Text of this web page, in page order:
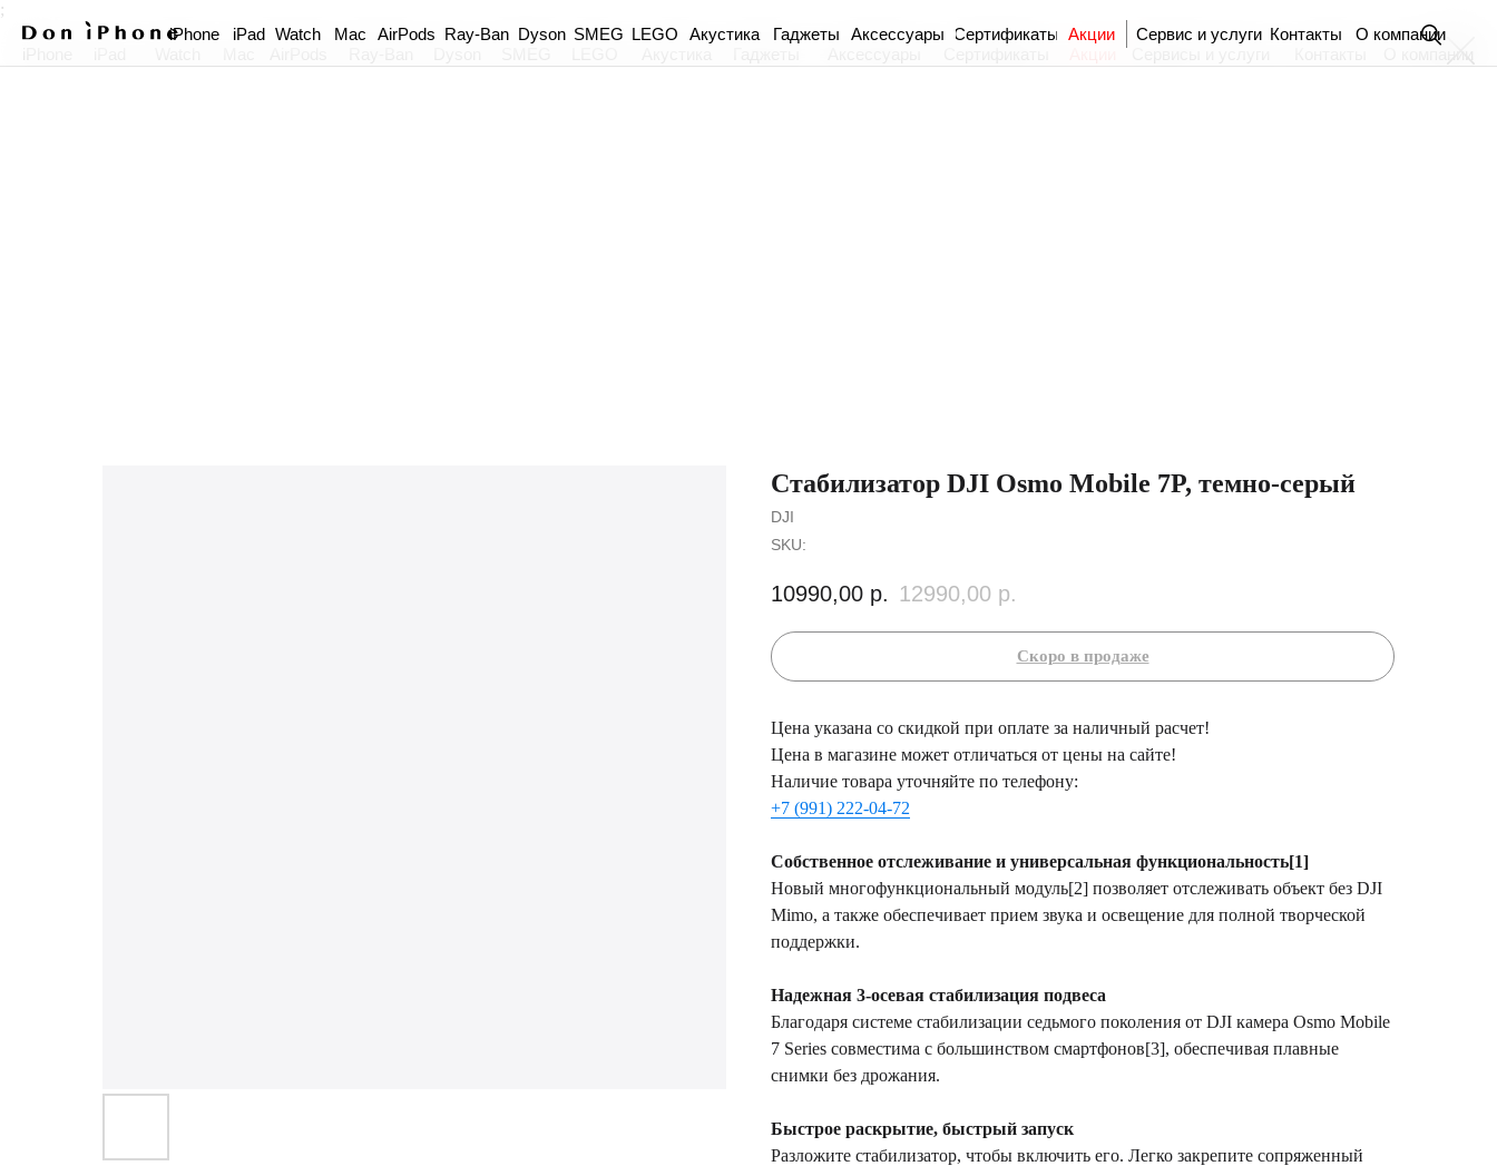
;
Сервис и услуги Контакты О компании
Аксессуары
Гаджеты
Акустика
Dyson
AirPods Ray-Ban LEGO
SMEG
Mac
Watch
iPad
iPhone Сертификаты Акции
Стабилизатор DJI Osmo Mobile 7P, темно-серый
DJI
SKU:
10990,00 р. 12990,00 р.
Цена указана со скидкой при оплате за наличный расчет!
Цена в магазине может отличаться от цены на сайте!
Наличие товара уточняйте по телефону:
+7 (991) 222-04-72
Собственное отслеживание и универсальная функциональность[1]
Новый многофункциональный модуль[2] позволяет отслеживать объект без DJI
Mimo, а также обеспечивает прием звука и освещение для полной творческой
поддержки.
Надежная 3-осевая стабилизация подвеса
Благодаря системе стабилизации седьмого поколения от DJI камера Osmo Mobile
7 Series совместима с большинством смартфонов[3], обеспечивая плавные
снимки без дрожания.
Быстрое раскрытие, быстрый запуск
Разложите стабилизатор, чтобы включить его. Легко закрепите сопряженный